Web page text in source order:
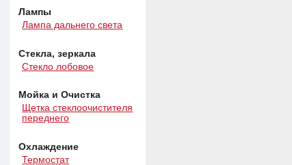
Лампы
Лампа дальнего света
Стекла, зеркала
Стекло лобовое
Мойка и Очистка
Щетка стеклоочистителя
переднего
Охлаждение
Термостат